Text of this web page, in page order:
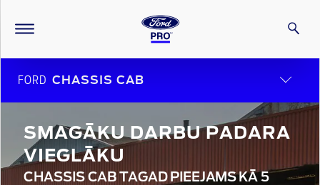
FORD CHASSIS CAB
SMAGĀKU DARBU PADARA
VIEGLĀKU
CHASSIS CAB TAGAD PIEEJAMS KĀ 5